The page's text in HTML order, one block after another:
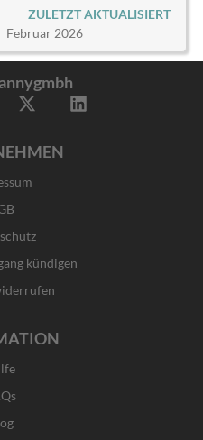
ZULETZT AKTUALISIERT
Februar 2026
X
w
t
e
r
L
kündigen